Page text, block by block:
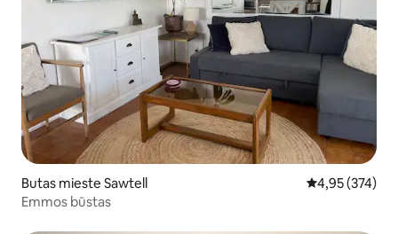
Butas mieste Sawtell Vidutinis
4,95 (374)
Emmos būstas